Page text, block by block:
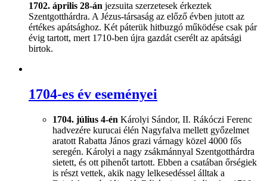
1702. április 28-án jezsuita szerzetesek érkeztek
Szentgotthárdra. A Jézus-társaság az előző évben jutott az
értékes apátsághoz. Két páterük hitbuzgó működése csak pár
évig tartott, mert 1710-ben újra gazdát cserélt az apátsági
birtok.
1704-es év eseményei
1704. július 4-én Károlyi Sándor, II. Rákóczi Ferenc
hadvezére kurucai élén Nagyfalva mellett győzelmet
aratott Rabatta János grazi várnagy közel 4000 fős
seregén. Károlyi a nagy zsákmánnyal Szentgotthárdra
sietett, és ott pihenőt tartott. Ebben a csatában őrségiek
is részt vettek, akik nagy lelkesedéssel álltak a